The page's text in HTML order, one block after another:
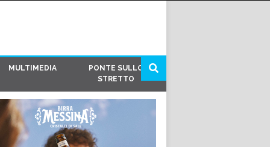
MULTIMEDIA
PONTE SULLO
STRETTO